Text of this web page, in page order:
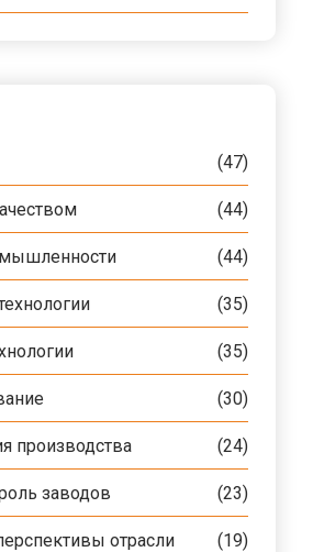
(47)
(44)
(44)
(35)
(35)
(30)
производства (24)
заводов (23)
отрасли (19)